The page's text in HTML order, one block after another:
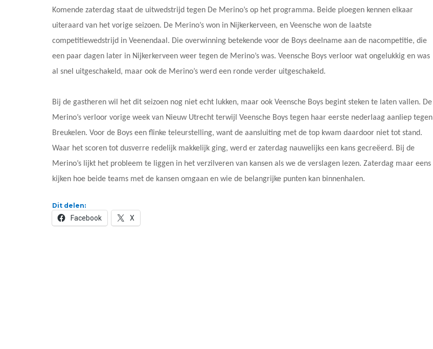
Komende zaterdag staat de uitwedstrijd tegen De Merino’s op het programma. Beide ploegen kennen elkaar
uiteraard van het vorige seizoen. De Merino’s won in Nijkerkerveen, en Veensche won de laatste
competitiewedstrijd in Veenendaal. Die overwinning betekende voor de Boys deelname aan de nacompetitie, die
een paar dagen later in Nijkerkerveen weer tegen de Merino’s was. Veensche Boys verloor wat ongelukkig en was
al snel uitgeschakeld, maar ook de Merino’s werd een ronde verder uitgeschakeld.
Bij de gastheren wil het dit seizoen nog niet echt lukken, maar ook Veensche Boys begint steken te laten vallen. De
Merino’s verloor vorige week van Nieuw Utrecht terwijl Veensche Boys tegen haar eerste nederlaag aanliep tegen
Breukelen. Voor de Boys een flinke teleurstelling, want de aansluiting met de top kwam daardoor niet tot stand.
Waar het scoren tot dusverre redelijk makkelijk ging, werd er zaterdag nauwelijks een kans gecreëerd. Bij de
Merino’s lijkt het probleem te liggen in het verzilveren van kansen als we de verslagen lezen. Zaterdag maar eens
kijken hoe beide teams met de kansen omgaan en wie de belangrijke punten kan binnenhalen.
Dit delen:
Facebook X